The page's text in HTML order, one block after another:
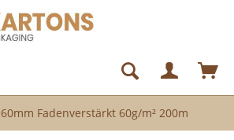
Fadenverstärkt 60g/m² 200m